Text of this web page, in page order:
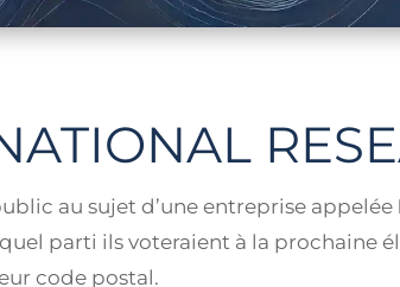
au sujet d’une entreprise appelée
parti ils voteraient à la prochaine
code postal.